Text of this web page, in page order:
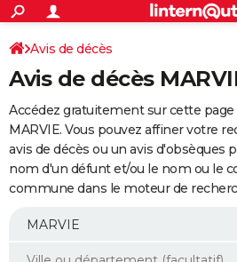
ACTUALITÉS
Politique
Société
Faits Divers
Education
Monde
Villes
+
SPORT
Coupe du monde 2026
Football
Tennis
Cyclisme
Rugby
Forum
Programme TV
TNT
Streaming
Cinéma
Sorties cinéma
Musique
+
FINANCE
Retraite
Epargne
Immobilier
Risques naturels par ville
Banque
Assurance
AUTO
Essais
Réserver un essai
Citadines
Berlines
SUV
Forum auto
+
Mobiles
Meilleur smartphone
Internet
Ordinateurs
Jeux vidéo
Guide high-tech
Avis de décès
Avis de décès
Accédez gratuitement sur cette page
MARVIE. Vous pouvez affiner votre
avis de décès ou un avis d'obsèques
nom d'un défunt et/ou le nom ou le
commune dans le moteur de